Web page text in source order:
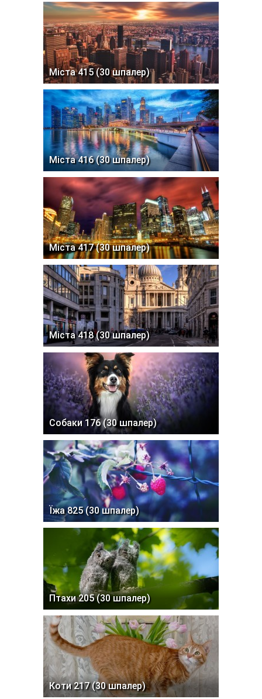
Міста 415 (30 шпалер)
Міста 416 (30 шпалер)
Міста 417 (30 шпалер)
Міста 418 (30 шпалер)
Собаки 176 (30 шпалер)
Їжа 825 (30 шпалер)
Птахи 205 (30 шпалер)
Коти 217 (30 шпалер)